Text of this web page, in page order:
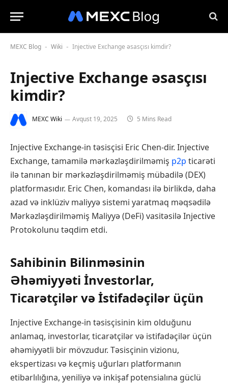
MEXC Blog - Wiki - Injective Exchange əsasçısı kimdir?
Injective Exchange əsasçısı
kimdir?
MEXC Wiki Avqust 19, 2025 5 Mins Read
Injective Exchange-in təsisçisi Eric Chen-dir. Injective
Exchange, tamamilə mərkəzləşdirilməmiş p2p ticarəti
ilə tanınan bir mərkəzləşdirilməmiş mübadilə (DEX)
platformasıdır. Eric Chen, komandası ilə birlikdə, daha
azad və inklüziv maliyyə sistemi yaratmaq məqsədilə
Mərkəzləşdirilməmiş Maliyyə (DeFi) vasitəsilə Injective
Protokolunu təqdim etdi.
Sahibinin Bilinməsinin
Əhəmiyyəti İnvestorlar,
Ticarətçilər və İstifadəçilər üçün
Injective Exchange-in təsisçisinin kim olduğunu
anlamaq, investorlar, ticarətçilər və istifadəçilər üçün
əhəmiyyətli bir mövzudur. Təsisçinin vizionu,
ekspertizası və keçmiş uğurları platformanın
etibarlılığına, yeniliyə və inkişaf potensialına güclü